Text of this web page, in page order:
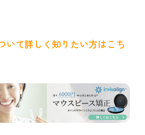
いて詳しく知りたい方はこち